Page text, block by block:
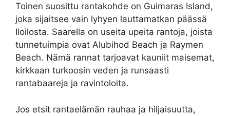
Toinen suosittu rantakohde on Guimaras Island,
joka sijaitsee vain lyhyen lauttamatkan päässä
Iloilosta. Saarella on useita upeita rantoja, joista
tunnetuimpia ovat Alubihod Beach ja Raymen
Beach. Nämä rannat tarjoavat kauniit maisemat,
kirkkaan turkoosin veden ja runsaasti
rantabaareja ja ravintoloita.
Jos etsit rantaelämän rauhaa ja hiljaisuutta,